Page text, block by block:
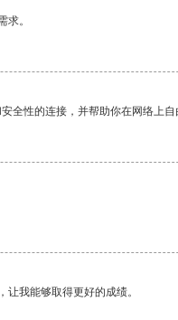
求。
全性的连接，并帮助你在网络上自
我能够取得更好的成绩。